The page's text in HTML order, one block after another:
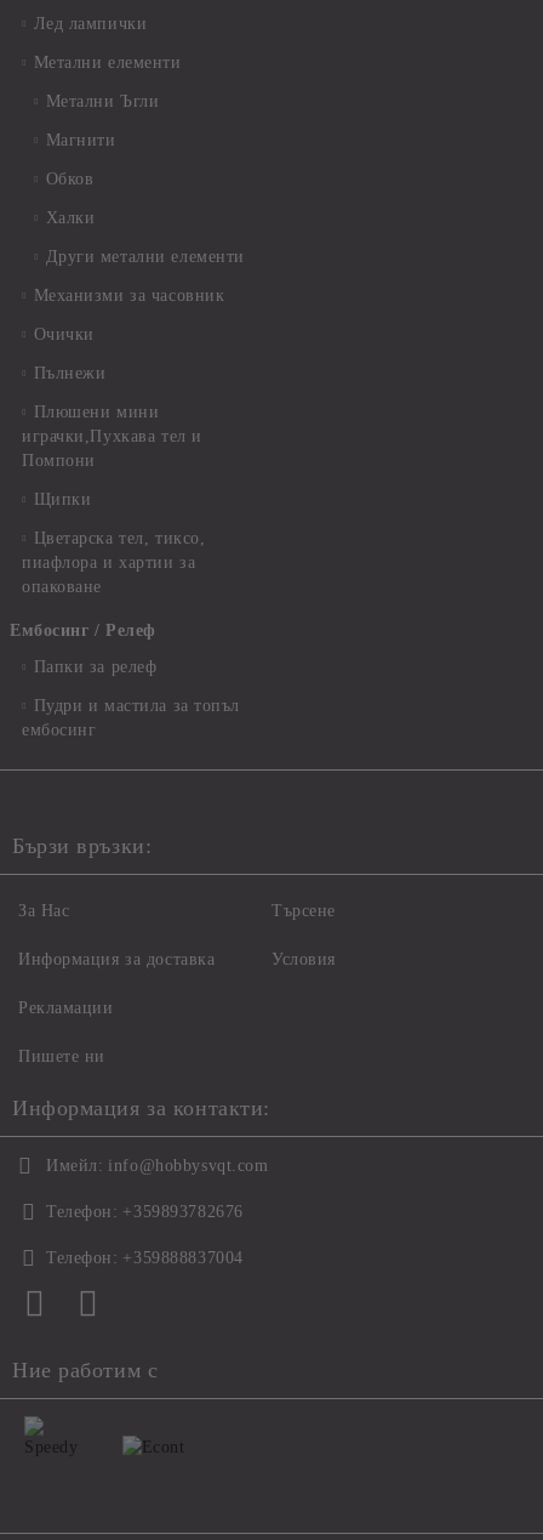
Лед лампички
Метални елементи
Метални Ъгли
Магнити
Обков
Халки
Други метални елементи
Механизми за часовник
Очички
Пълнежи
Плюшени мини
играчки,Пухкава тел и
Помпони
Щипки
Цветарска тел, тиксо,
пиафлора и хартии за
опаковане
Ембосинг / Релеф
Папки за релеф
Пудри и мастила за топъл
ембосинг
Бързи връзки:
За Нас
Информация за доставка
Рекламации
Пишете ни
Търсене
Условия
Информация за контакти:
Имейл: info@hobbysvqt.com
Телефон: +359893782676
Телефон: +359888837004
Ние работим с